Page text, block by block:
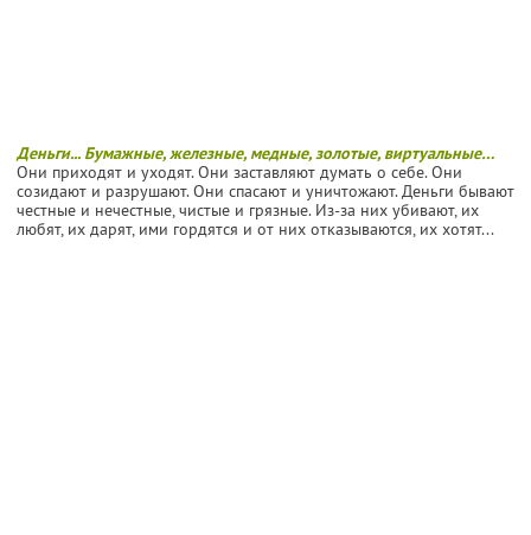
Деньги... Бумажные, железные, медные, золотые, виртуальные…
Они приходят и уходят. Они заставляют думать о себе. Они
созидают и разрушают. Они спасают и уничтожают. Деньги бывают
честные и нечестные, чистые и грязные. Из-за них убивают, их
любят, их дарят, ими гордятся и от них отказываются, их хотят...